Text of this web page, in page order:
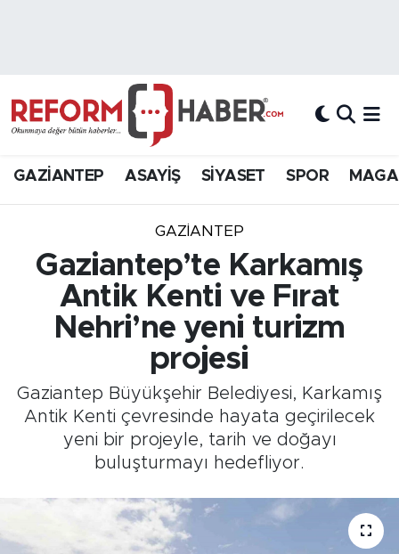
GAZİANTEP ASAYİŞ SİYASET SPOR
GAZIANTEP
Gaziantep’te Karkamış
Antik Kenti ve Fırat
Nehri’ne yeni turizm
projesi
Gaziantep Büyükşehir Belediyesi, Karkamış
Antik Kenti çevresinde hayata geçirilecek
yeni bir projeyle, tarih ve doğayı
buluşturmayı hedefliyor.
Hava Durumu
Süper Lig Puan Durumu ve Fikstür
Tüm Manşetler
Son Dakika Haberleri
Haber Arşivi